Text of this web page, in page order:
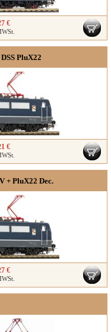
€
PluX22
€
+ PluX22 Dec.
€